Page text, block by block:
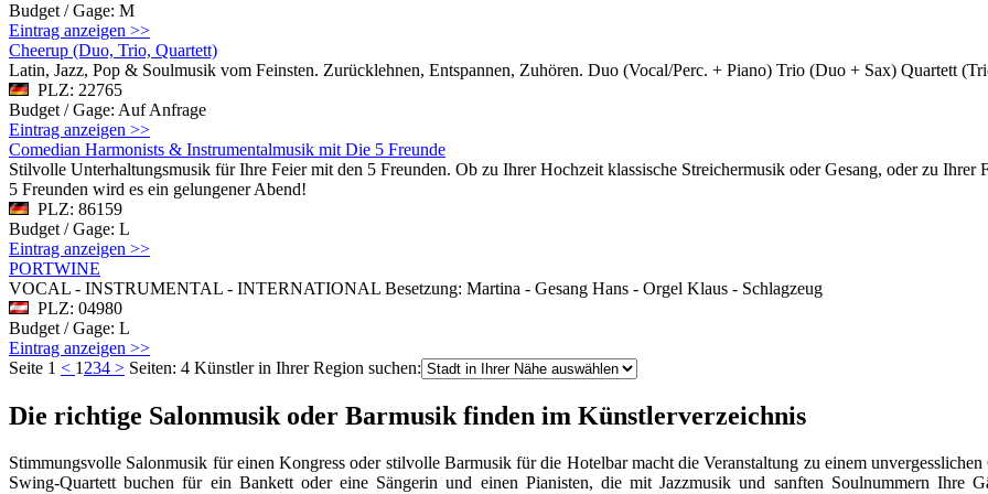
Budget / Gage: M
Eintrag anzeigen >>
Cheerup (Duo, Trio, Quartett)
Latin, Jazz, Pop & Soulmusik vom Feinsten. Zurücklehnen, Entspannen, Zuhören. Duo (Vocal/Perc. + Piano) Trio (Duo + Sax) Quartett
PLZ: 22765
Budget / Gage: Auf Anfrage
Eintrag anzeigen >>
Comedian Harmonists & Instrumentalmusik mit Die 5 Freunde
Stilvolle Unterhaltungsmusik für Ihre Feier mit den 5 Freunden. Ob zu Ihrer Hochzeit klassische Streichermusik oder Gesang, oder zu
5 Freunden wird es ein gelungener Abend!
PLZ: 86159
Budget / Gage: L
Eintrag anzeigen >>
PORTWINE
VOCAL - INSTRUMENTAL - INTERNATIONAL Besetzung: Martina - Gesang Hans - Orgel Klaus - Schlagzeug
PLZ: 04980
Budget / Gage: L
Eintrag anzeigen >>
Seite 1 < 1 234 > Seiten: 4 Künstler in Ihrer Region suchen:
Die richtige Salonmusik oder Barmusik finden im Künstlerverzeichnis
Stimmungsvolle Salonmusik für einen Kongress oder stilvolle Barmusik für die Hotelbar macht die Veranstaltung zu einem
Swing-Quartett buchen für ein Bankett oder eine Sängerin und einen Pianisten, die mit Jazzmusik und sanften Soulnummern Ihre